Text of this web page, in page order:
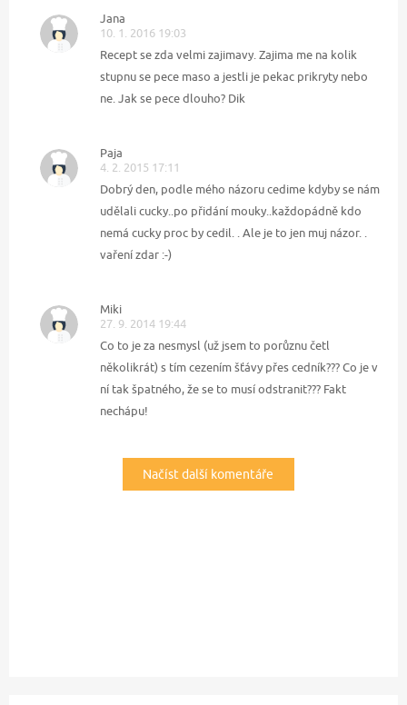
Jana
10. 1. 2016 19:03
Recept se zda velmi zajimavy. Zajima me na kolik
stupnu se pece maso a jestli je pekac prikryty nebo
ne. Jak se pece dlouho? Dik
Paja
4. 2. 2015 17:11
Dobrý den, podle mého názoru cedime kdyby se nám
udělali cucky..po přidání mouky..každopádně kdo
nemá cucky proc by cedil. . Ale je to jen muj názor. .
vaření zdar :-)
Miki
27. 9. 2014 19:44
Co to je za nesmysl (už jsem to porůznu četl
několikrát) s tím cezením šťávy přes cedník??? Co je v
ní tak špatného, že se to musí odstranit??? Fakt
nechápu!
Načíst další komentáře